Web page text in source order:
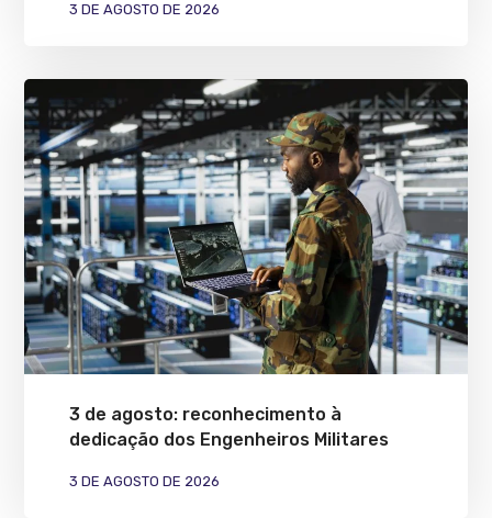
3 DE AGOSTO DE 2026
3 de agosto: reconhecimento à
dedicação dos Engenheiros Militares
3 DE AGOSTO DE 2026